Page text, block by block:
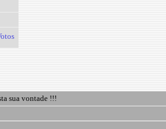
sua vontade !!!